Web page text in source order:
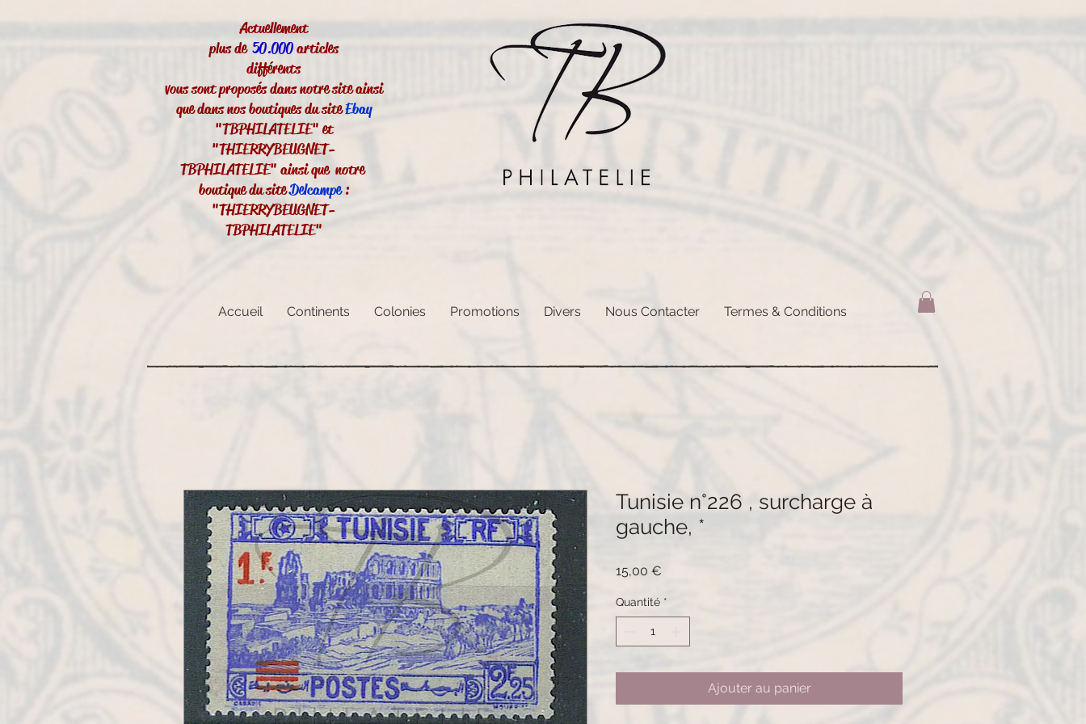
Actuellement
plus de50.000articles
différents
vous sont proposés dans notre site ainsi
que dans nos boutiques du siteEbay
"TBPHILATELIE" et
"THIERRYBEUGNET-
TBPHILATELIE" ainsi que notre
boutique du siteDelcampe:
"THIERRYBEUGNET-
TBPHILATELIE"
Accueil Continents Colonies Promotions Divers Nous Contacter Termes & Conditions
Tunisie n°226 , surcharge à
gauche, *
15,00 €
Quantité *
Ajouter au panier